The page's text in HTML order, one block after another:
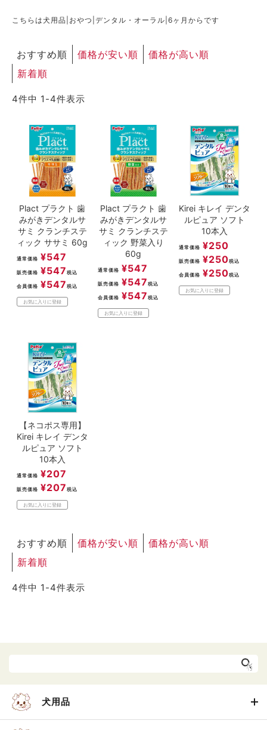
こちらは犬用品|おやつ|デンタル・オーラル|6ヶ月からです
おすすめ順 価格が安い順
価格が高い順
新着順
4件中 1 -4件表示
Plact プラクト 歯
みがきデンタルサ
サミ クランチステ
ィック ササミ 60g
通常価格 ¥547
販売価格 ¥547 税込
会員価格 ¥547 税込
お気に入りに登録
Plact プラクト 歯
みがきデンタルサ
サミ クランチステ
ィック 野菜入り
60g
通常価格 ¥547
販売価格 ¥547 税込
会員価格 ¥547 税込
お気に入りに登録
Kirei キレイ デンタ
ルピュア ソフト
10本入
通常価格 ¥250
販売価格 ¥250税込
会員価格 ¥250税込
お気に入りに登録
【ネコポス専用】
Kirei キレイ デンタ
ルピュア ソフト
10本入
通常価格 ¥207
販売価格 ¥207 税込
お気に入りに登録
おすすめ順 価格が安い順
価格が高い順
新着順
4件中 1 -4件表示
犬用品